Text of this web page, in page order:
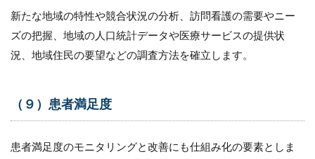
新たな地域の特性や競合状況の分析、訪問看護の需要やニー
ズの把握、地域の人口統計データや医療サービスの提供状
況、地域住民の要望などの調査方法を確立します。
（９）患者満足度
患者満足度のモニタリングと改善にも仕組み化の要素としま